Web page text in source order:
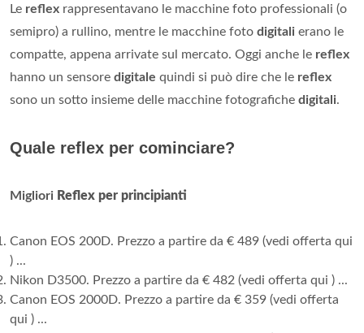
Le reflex rappresentavano le macchine foto professionali (o
semipro) a rullino, mentre le macchine foto digitali erano le
compatte, appena arrivate sul mercato. Oggi anche le reflex
hanno un sensore digitale quindi si può dire che le reflex
sono un sotto insieme delle macchine fotografiche digitali.
Quale reflex per cominciare?
Migliori Reflex per principianti
Canon EOS 200D. Prezzo a partire da € 489 (vedi offerta qui
) ...
Nikon D3500. Prezzo a partire da € 482 (vedi offerta qui ) ...
Canon EOS 2000D. Prezzo a partire da € 359 (vedi offerta
qui ) ...